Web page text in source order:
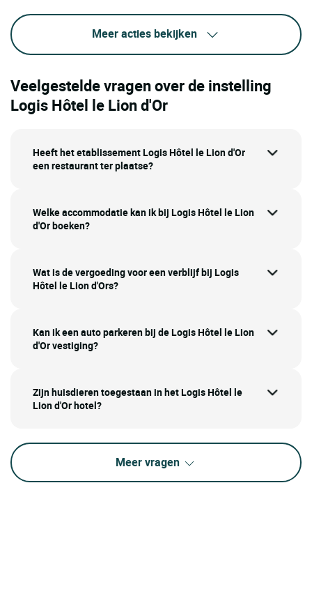
Meer acties bekijken
Veelgestelde vragen over de instelling
Logis Hôtel le Lion d'Or
Heeft het etablissement Logis Hôtel le Lion d'Or
een restaurant ter plaatse?
Welke accommodatie kan ik bij Logis Hôtel le Lion
d'Or boeken?
Wat is de vergoeding voor een verblijf bij Logis
Hôtel le Lion d'Ors?
Kan ik een auto parkeren bij de Logis Hôtel le Lion
d'Or vestiging?
Zijn huisdieren toegestaan in het Logis Hôtel le
Lion d'Or hotel?
Meer vragen